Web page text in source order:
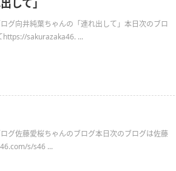
して」
グ向井純葉ちゃんの「連れ出して」本日次のブロ
https://sakurazaka46. ...
グ佐藤愛桜ちゃんのブログ本日次のブログは佐藤
s/s46 ...